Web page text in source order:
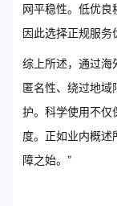
网平稳性。低优良
因此选择正规服务
综上所述，通过海
匿名性、绕过地
护。科学使用不仅
度。正如业内概述
障之始。”